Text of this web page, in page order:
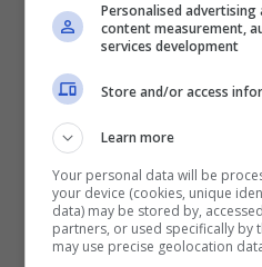
“Stasera siamo stati
ci siamo stretti intorno
una cerimonia celebrata
abbiamo ricordato anche
all’epoca della tragedia
funerale.” ha dichiaratoil
Ciro Buonajuto.
Personalised
content measurement,
services development
Store and/or access
Learn more
Your personal data will be
your device (cookies, unique
data) may be stored by,
partners, or used specifically by
may use precise geolocation